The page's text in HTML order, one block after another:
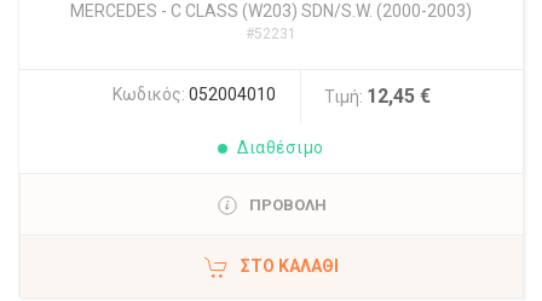
MERCEDES - C CLASS (W203) SDN/S.W. (2000-2003)
#52231
Κωδικός: 052004010 Τιμή: 12,45 €
Διαθέσιμο
ΠΡΟΒΟΛΗ
ΣΤΟ ΚΑΛΆΘΙ